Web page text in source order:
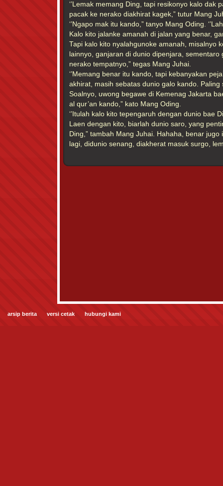
‘’Lemak memang Ding, tapi resikonyo kalo dak
pacak ke nerako diakhirat kagek,” tutur Mang
‘’Ngapo mak itu kando,” tanyo Mang Oding.
Kalo kito jalanke amanah di jalan yang benar,
Tapi kalo kito nyalahgunoke amanah, misalnyo
lainnyo, ganjaran di dunio dipenjara, sementaro
nerako tempatnyo,” tegas Mang Juhai.
‘’Memang benar itu kando, tapi kebanyakan
akhirat, masih sebatas dunio galo kando. Paling
Soalnyo, uwong begawe di Kemenag Jakarta
al qur’an kando,” kato Mang Oding.
‘’Itulah kalo kito tepengaruh dengan dunio bae
Laen dengan kito, biarlah dunio saro, yang
Ding,” tambah Mang Juhai. Hahaha, benar
lagi, didunio senang, diakherat masuk surgo,
arsip berita versi cetak hubungi kami